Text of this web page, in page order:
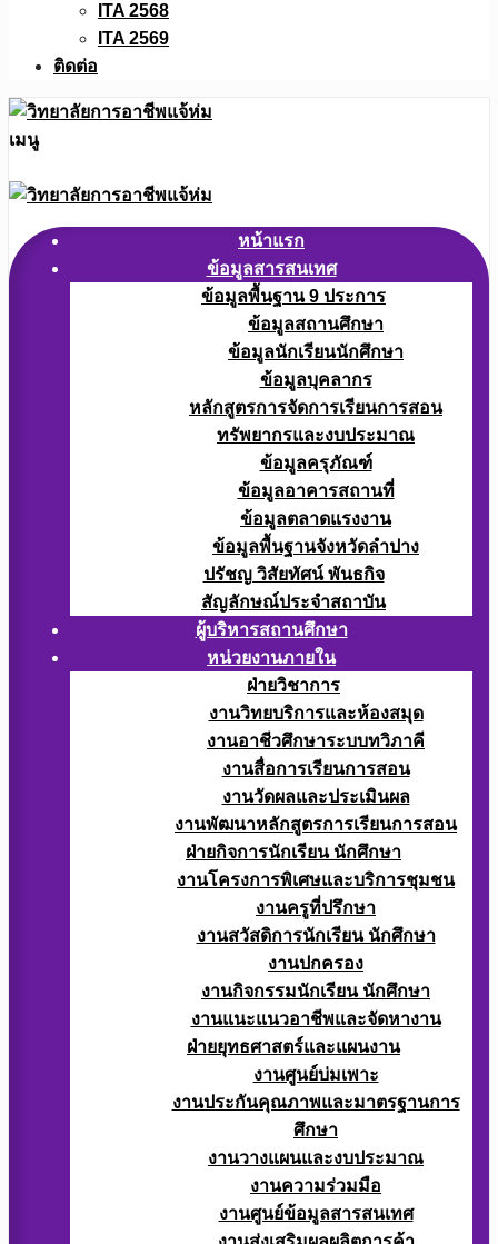
ITA 2568
ITA 2569
ติดต่อ
เมนู
หน้าแรก
ข้อมูลสารสนเทศ
ข้อมูลพื้นฐาน 9 ประการ
ข้อมูลสถานศึกษา
ข้อมูลนักเรียนนักศึกษา
ข้อมูลบุคลากร
หลักสูตรการจัดการเรียนการสอน
ทรัพยากรและงบประมาณ
ข้อมูลครุภัณฑ์
ข้อมูลอาคารสถานที่
ข้อมูลตลาดแรงงาน
ข้อมูลพื้นฐานจังหวัดลำปาง
ปรัชญ วิสัยทัศน์ พันธกิจ
สัญลักษณ์ประจำสถาบัน
ผู้บริหารสถานศึกษา
หน่วยงานภายใน
ฝ่ายวิชาการ
งานวิทยบริการและห้องสมุด
งานอาชีวศึกษาระบบทวิภาคี
งานสื่อการเรียนการสอน
งานวัดผลและประเมินผล
งานพัฒนาหลักสูตรการเรียนการสอน
ฝ่ายกิจการนักเรียน นักศึกษา
งานโครงการพิเศษและบริการชุมชน
งานครูที่ปรึกษา
งานสวัสดิการนักเรียน นักศึกษา
งานปกครอง
งานกิจกรรมนักเรียน นักศึกษา
งานแนะแนวอาชีพและจัดหางาน
ฝ่ายยุทธศาสตร์และแผนงาน
งานศูนย์บ่มเพาะ
งานประกันคุณภาพและมาตรฐานการ
ศึกษา
งานวางแผนและงบประมาณ
งานความร่วมมือ
งานศูนย์ข้อมูลสารสนเทศ